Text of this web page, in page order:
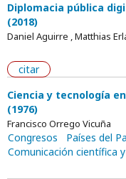
Diplomacia pública
(2018)
Daniel Aguirre , Matthias
citar
Ciencia y tecnología
(1976)
Francisco Orrego Vicuña
Congresos
Países del
Comunicación científica